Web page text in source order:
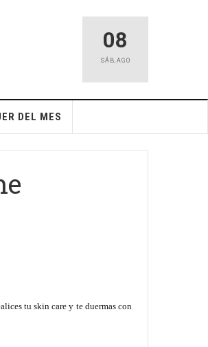
08
SÁB, AGO
DEL MES
tu skin care y te duermas con